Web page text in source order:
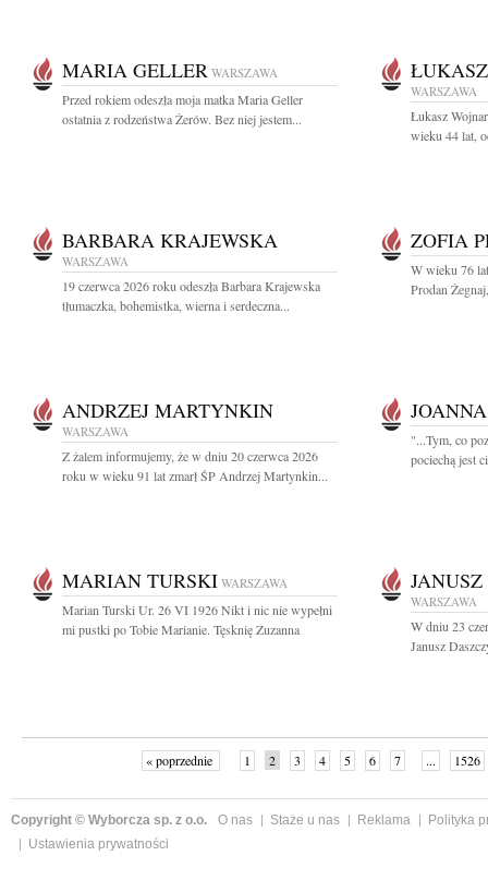
MARIA GELLER WARSZAWA
Przed rokiem odeszła moja matka Maria Geller
ostatnia z rodzeństwa Żerów. Bez niej jestem...
WARSZAWA
Łukasz
wieku 44 lat,
BARBARA KRAJEWSKA
WARSZAWA
19 czerwca 2026 roku odeszła Barbara Krajewska
tłumaczka, bohemistka, wierna i serdeczna...
ZOFIA
W wieku 76
Prodan
ANDRZEJ MARTYNKIN
WARSZAWA
Z żalem informujemy, że w dniu 20 czerwca 2026
roku w wieku 91 lat zmarł ŚP Andrzej Martynkin...
"...Tym, co
pociechą jest
MARIAN TURSKI WARSZAWA
Marian Turski Ur. 26 VI 1926 Nikt i nic nie wypełni
mi pustki po Tobie Marianie. Tęsknię Zuzanna
WARSZAWA
W dniu 23
Janusz
« poprzednie 1 2 3 4 5 6 7 ... 1526
Copyright © Wyborcza sp. z o.o. O nas Staże u nas Reklama
Polityka
Ustawienia prywatności